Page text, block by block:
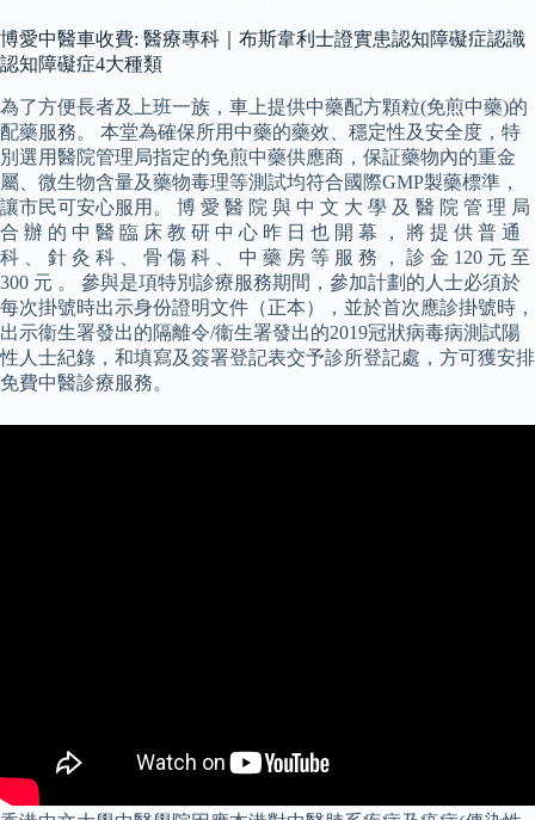
博愛中醫車收費: 醫療專科｜布斯韋利士證實患認知障礙症認識
認知障礙症4大種類
為了方便長者及上班一族，車上提供中藥配方顆粒(免煎中藥)的
配藥服務。 本堂為確保所用中藥的藥效、穩定性及安全度，特
別選用醫院管理局指定的免煎中藥供應商，保証藥物內的重金
屬、微生物含量及藥物毒理等測試均符合國際GMP製藥標準，
讓市民可安心服用。 博 愛 醫 院 與 中 文 大 學 及 醫 院 管 理 局
合 辦 的 中 醫 臨 床 教 研 中 心 昨 日 也 開 幕 ， 將 提 供 普 通
科 、 針 灸 科 、 骨 傷 科 、 中 藥 房 等 服 務 ， 診 金 120 元 至
300 元 。 參與是項特別診療服務期間，參加計劃的人士必須於
每次掛號時出示身份證明文件（正本），並於首次應診掛號時，
出示衞生署發出的隔離令/衞生署發出的2019冠狀病毒病測試陽
性人士紀錄，和填寫及簽署登記表交予診所登記處，方可獲安排
免費中醫診療服務。